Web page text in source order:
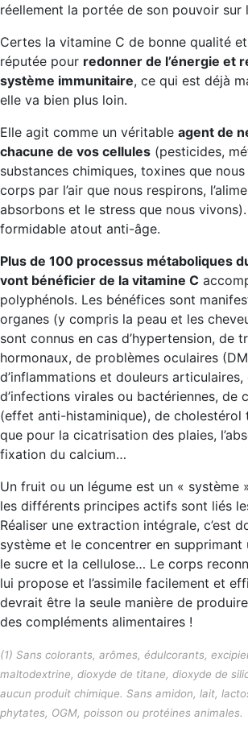
réellement la portée de son pouvoir sur
Certes la vitamine C de bonne qualité
réputée pour redonner de l’énergie et
système immunitaire, ce qui est déjà
elle va bien plus loin.
Elle agit comme un véritable agent de
chacune de vos cellules (pesticides,
substances chimiques, toxines que
corps par l’air que nous respirons,
absorbons et le stress que nous vivons).
formidable atout anti-âge.
Plus de 100 processus métaboliques
vont bénéficier de la vitamine C
polyphénols. Les bénéfices sont
organes (y compris la peau et les
sont connus en cas d’hypertension, de
hormonaux, de problèmes oculaires
d’inflammations et douleurs articulaires,
d’infections virales ou bactériennes, de
(effet anti-histaminique), de cholestérol
que pour la cicatrisation des plaies,
fixation du calcium…
Un fruit ou un légume est un « système
les différents principes actifs sont liés
Réaliser une extraction intégrale, c’est
système et le concentrer en supprimant
le sucre et la cellulose… Le corps
lui propose et l’assimile facilement et
devrait être la seule manière de
des compléments alimentaires !
(1) Sans colorants, arômes, édulcorants,
maltodextrine, dioxyde de titane, dioxyde de
aucun produit chimique. Sans amidon, lait,
phytates, OGM, poisson ou protéines animales.